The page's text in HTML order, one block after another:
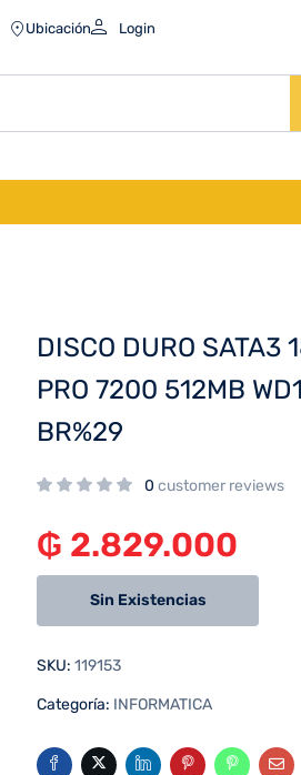
Ubicación Login
DISCO DURO SATA3
PRO 7200 512MB
BR%29
0 customer reviews
₲ 2.829.000
Sin Existencias
SKU: 119153
Categoría: INFORMATICA